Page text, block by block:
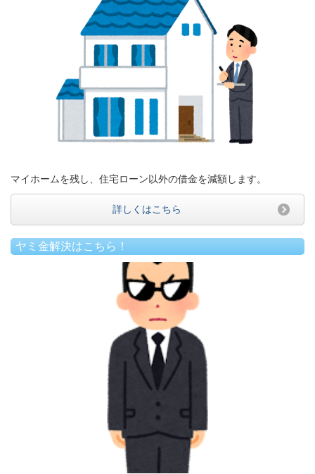
マイホームを残し、住宅ローン以外の借金を減額します。
詳しくはこちら
ヤミ金解決はこちら！